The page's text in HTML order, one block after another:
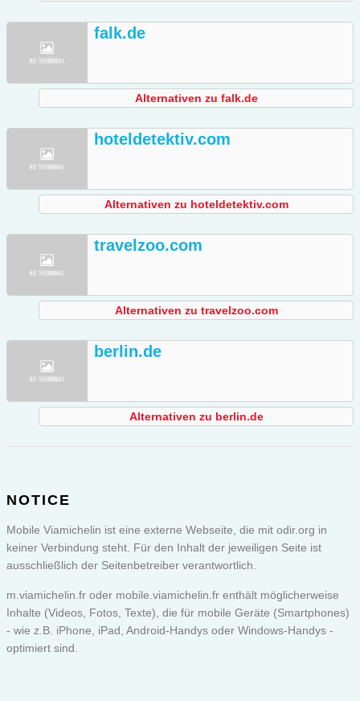
falk.de
Alternativen zu falk.de
hoteldetektiv.com
Alternativen zu hoteldetektiv.com
travelzoo.com
Alternativen zu travelzoo.com
berlin.de
Alternativen zu berlin.de
NOTICE
Mobile Viamichelin ist eine externe Webseite, die mit odir.org in
keiner Verbindung steht. Für den Inhalt der jeweiligen Seite ist
ausschließlich der Seitenbetreiber verantwortlich.
m.viamichelin.fr oder mobile.viamichelin.fr enthält möglicherweise
Inhalte (Videos, Fotos, Texte), die für mobile Geräte (Smartphones)
- wie z.B. iPhone, iPad, Android-Handys oder Windows-Handys -
optimiert sind.